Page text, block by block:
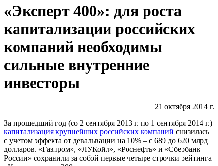
«Эксперт 400»: для роста
капитализации российских
компаний необходимы
сильные внутренние
инвесторы
21 октября 2014 г.
За прошедший год (со 2 сентября 2013 г. по 1 сентября 2014 г.)
капитализация крупнейших российских компаний снизилась
с учетом эффекта от девальвации на 10% – с 689 до 620 млрд
долларов. «Газпром», «ЛУКойл», «Роснефть» и «Сбербанк
России» сохранили за собой первые четыре строчки рейтинга